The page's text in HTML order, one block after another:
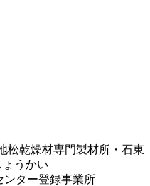
松乾燥材専門製材所・石東
うかい
ンター登録事業所